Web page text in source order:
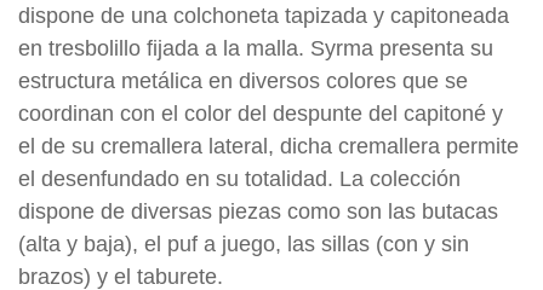
dispone de una colchoneta tapizada y capitoneada
en tresbolillo fijada a la malla. Syrma presenta su
estructura metálica en diversos colores que se
coordinan con el color del despunte del capitoné y
el de su cremallera lateral, dicha cremallera permite
el desenfundado en su totalidad. La colección
dispone de diversas piezas como son las butacas
(alta y baja), el puf a juego, las sillas (con y sin
brazos) y el taburete.